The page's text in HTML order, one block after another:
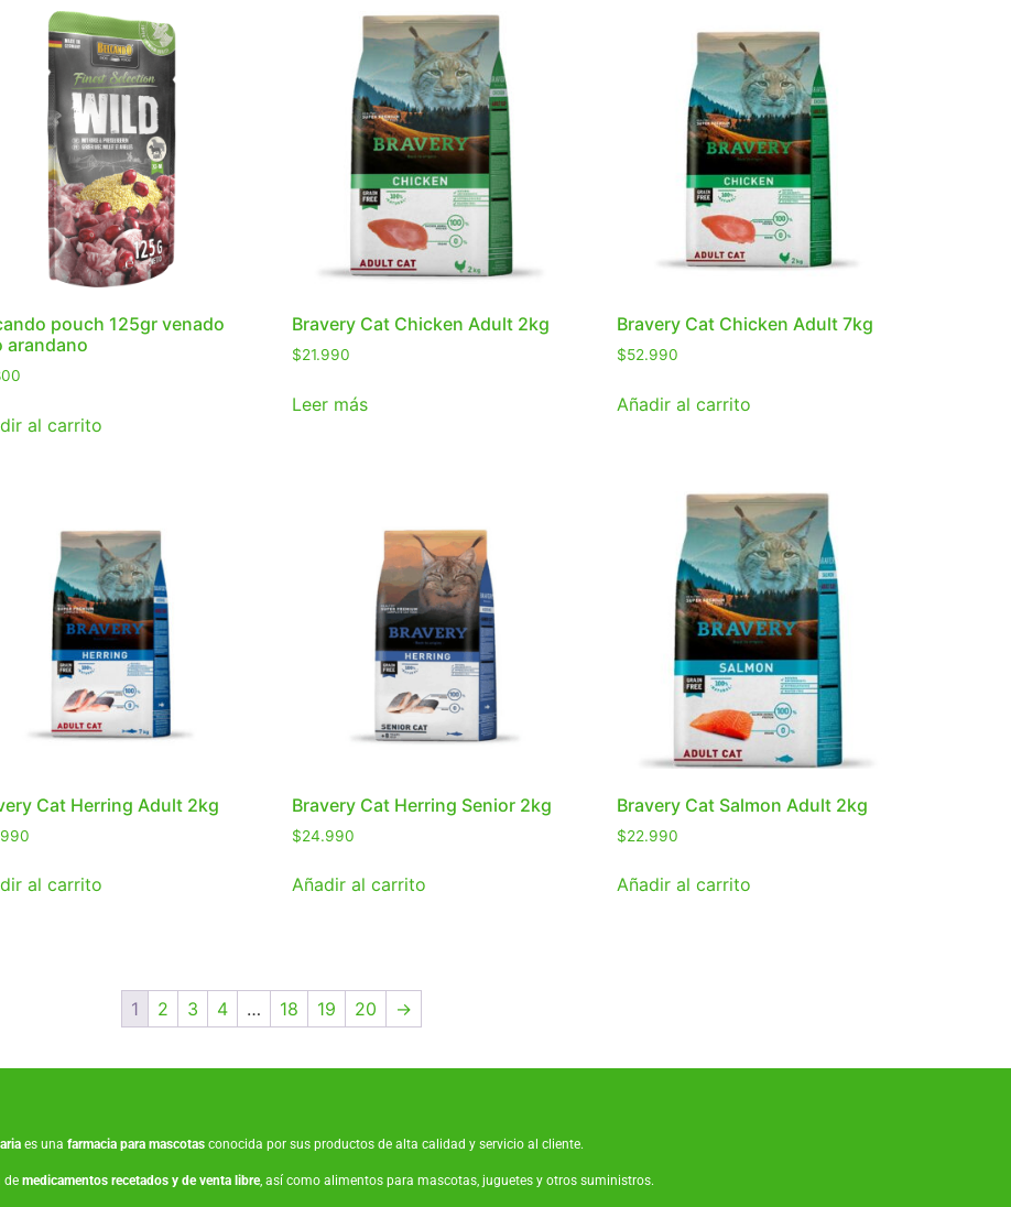
pouch 125gr venado
arandano
al carrito
Bravery Cat Chicken Adult 2kg
$21.990
Leer más
Bravery Cat Chicken Adult 7kg
$52.990
Añadir al carrito
Cat Herring Adult 2kg
al carrito
Bravery Cat Herring Senior 2kg
$24.990
Añadir al carrito
Bravery Cat Salmon Adult 2kg
$22.990
Añadir al carrito
1 2 3 4 … 18 19 20 →
es una farmacia para mascotasconocida por sus productos de alta calidad y servicio al cliente.
de medicamentos recetados y de venta libre, así como alimentos para mascotas juguetes y otros suministros.